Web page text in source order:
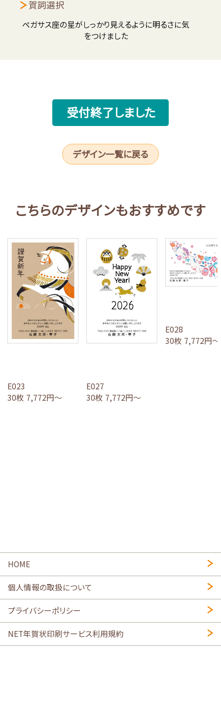
賀詞選択
ペガサス座の星がしっかり見えるように明るさに気
をつけました
受付終了しました
デザイン一覧に戻る
こちらのデザインもおすすめです
E023
30枚 7,772円～
E027
30枚 7,772円～
E028
30枚 7,772円～
HOME
個人情報の取扱について
プライバシーポリシー
NET年賀状印刷サービス利用規約